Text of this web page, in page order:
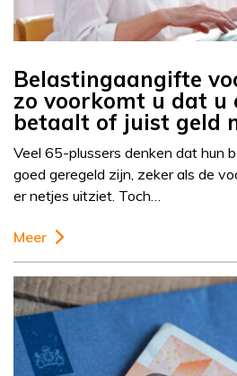
Belastingaangifte
zo voorkomt u dat u
betaalt of juist geld
Veel 65-plussers denken dat hun
goed geregeld zijn, zeker als de
er netjes uitziet. Toch…
Meer